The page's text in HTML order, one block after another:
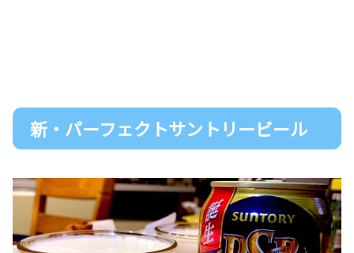
新・パーフェクトサントリービール